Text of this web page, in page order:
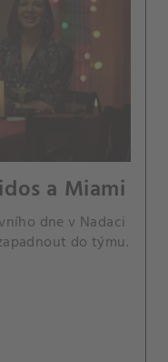
a Miami
dne v Nadaci
do týmu.